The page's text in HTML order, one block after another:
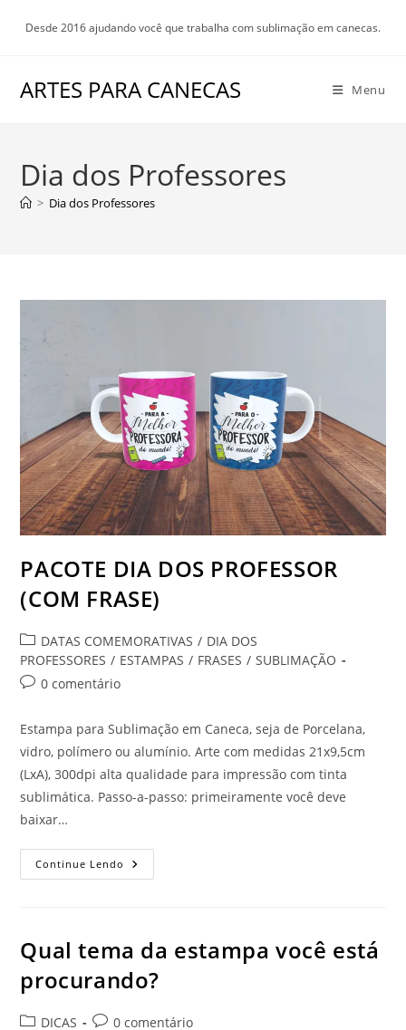
para
conteúdo
Desde 2016 ajudando você que trabalha com sublimação em canecas.
ARTES PARA CANECAS Menu
Dia dos Professores
> Dia dos Professores
PACOTE DIA DOS PROFESSOR
(COM FRASE)
Categoria
do
post:
DATAS COMEMORATIVAS / DIA DOS
PROFESSORES / ESTAMPAS / FRASES / SUBLIMAÇÃO
Comentários
post:
0 comentário
Estampa para Sublimação em Caneca, seja de Porcelana,
vidro, polímero ou alumínio. Arte com medidas 21x9,5cm
(LxA), 300dpi alta qualidade para impressão com tinta
sublimática. Passo-a-passo: primeiramente você deve
baixar…
Continue Lendo PACOTE
DIA
Qual tema da estampa você está
procurando?
Categoria
DICAS
Comentários
0 comentário